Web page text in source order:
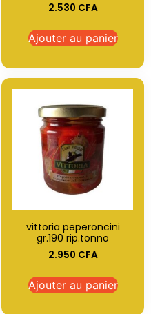
2.530 CFA
Ajouter au panier
vittoria peperoncini
gr.190 rip.tonno
2.950 CFA
Ajouter au panier